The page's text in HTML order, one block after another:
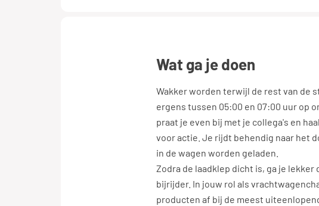
wat ga je doen
Wakker worden terwijl de rest van de
ergens tussen 05:00 en 07:00 uur op
praat je even bij met je collega's en
voor actie. Je rijdt behendig naar het
in de wagen worden geladen.
Zodra de laadklep dicht is, ga je lekker
bijrijder. In jouw rol als
producten af bij de meest